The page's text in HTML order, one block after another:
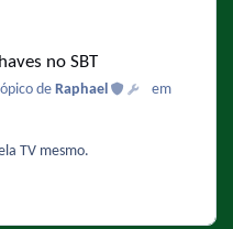
no SBT
de Raphael
em
TV mesmo.